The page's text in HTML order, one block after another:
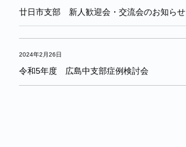
廿日市支部 新人歓迎会・交流会のお知らせ
2024年2月26日
令和5年度 広島中支部症例検討会